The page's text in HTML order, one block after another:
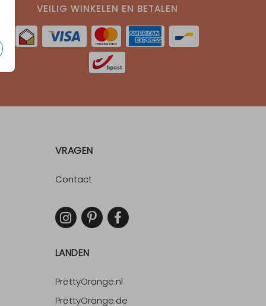
VEILIG WINKELEN EN BETALEN
VRAGEN
Contact
LANDEN
PrettyOrange.nl
PrettyOrange.de